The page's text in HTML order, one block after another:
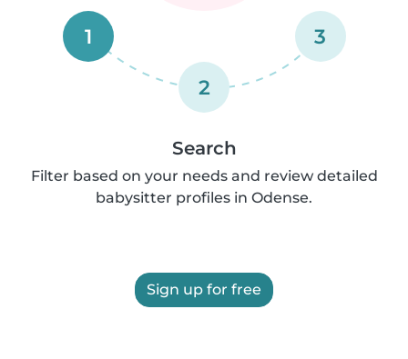
1
2
3
Search
Filter based on your needs and review detailed
babysitter profiles in Odense.
Sign up for free